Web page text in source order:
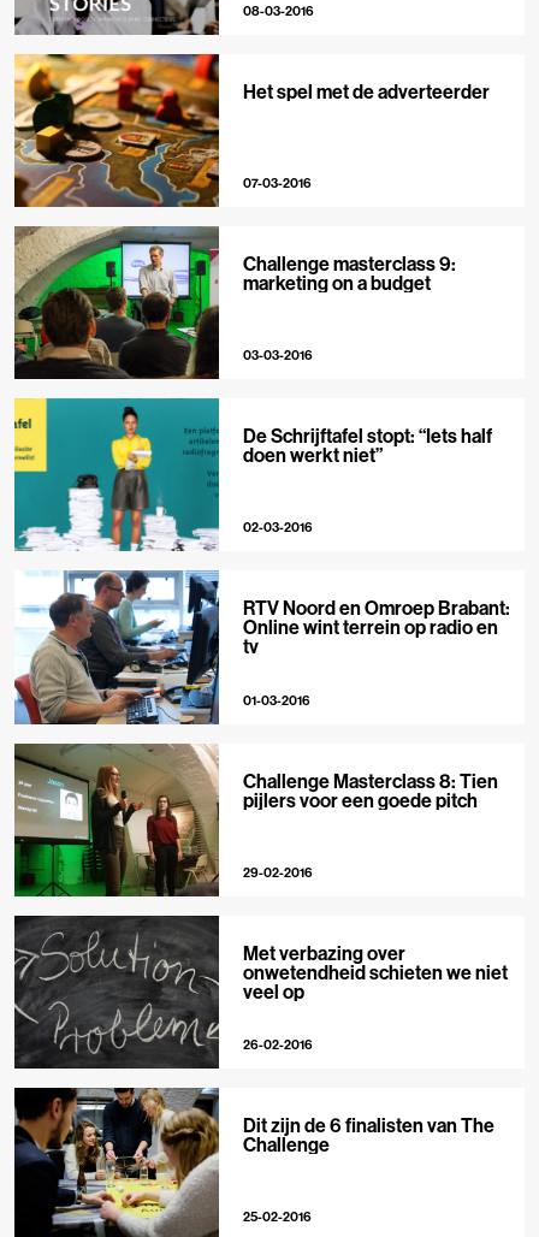
08-03-2016
Het spel met de adverteerder
07-03-2016
Challenge masterclass 9:
marketing on a budget
03-03-2016
De Schrijftafel stopt: “Iets half
doen werkt niet”
02-03-2016
RTV Noord en Omroep Brabant:
Online wint terrein op radio en
tv
01-03-2016
Challenge Masterclass 8: Tien
pijlers voor een goede pitch
29-02-2016
Met verbazing over
onwetendheid schieten we niet
veel op
26-02-2016
Dit zijn de 6 finalisten van The
Challenge
25-02-2016